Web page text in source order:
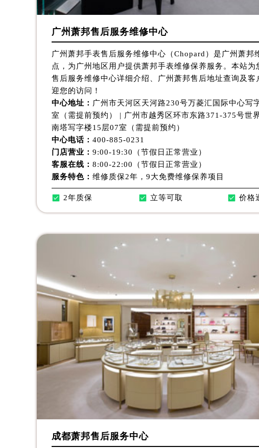
辽宁省鞍山市铁东区站前街萧邦售后服务中心
辽宁省朝阳市双塔区新华路萧邦售后服务中心
辽宁省丹东市振兴区七经街萧邦售后服务中心
辽宁省抚顺市新抚区东一路萧邦售后服务中心
辽宁省阜新市海州区解放大街萧邦售后服务中
辽宁省葫芦岛市连山区中央路萧邦售后服务中
辽宁省锦州市古塔区中央大街萧邦售后服务
辽宁省辽阳市白塔区新运大街萧邦售后服务中
辽宁省盘锦市兴隆台区石油大街萧邦售后服务
辽宁省铁岭市银州区南马路萧邦售后服务中心
辽宁省营口市站前区市府路与渤海大街交叉
辽宁省沈阳市沈河区中街路137号亨得利名
辽宁省沈阳市沈河区中街路83号亨得利名表
北京市朝阳区建国门外大街甲6号华熙国际
河北省保定市竞秀区朝阳北大街北国先天下
内蒙古自治区阿拉善盟市左旗土尔扈特大街
内蒙古自治区巴彦淖尔市临河区新华街萧邦
内蒙古自治区包头市青山区幸福路甲3号王
内蒙古自治区赤峰市红山区哈达街萧邦售后服
内蒙古自治区鄂尔多斯市东胜区伊金霍洛街
内蒙古自治区呼伦贝尔市海拉尔区中央街萧
内蒙古自治区通辽市科尔沁区明仁大街萧邦
内蒙古自治区乌海市海勃湾区人民南路萧邦
内蒙古自治区乌兰察布市集宁区恩和大街萧
内蒙古自治区锡林郭勒盟市锡林浩特市光明
内蒙古自治区兴安盟市乌兰浩特市兴安大街
山西省大同市平城区迎宾街萧邦售后服务中心
山西省晋中市榆次区顺城街萧邦售后服务中心
广州萧邦售后服务维修中心
广州萧邦手表售后服务维修中心（Chopard）是广州萧邦
点，为广州地区用户提供萧邦手表维修保养服务。本站为
售后服务维修中心详细介绍、广州萧邦售后地址查询及客
迎您的访问！
中心地址： 广州市天河区天河路230号万菱汇国际中心写
室（需提前预约） | 广州市越秀区环市东路371-375号世
南塔写字楼15层07室（需提前预约）
中心电话： 400-885-0231
门店营业： 9:00-19:30（节假日正常营业）
客服在线： 8:00-22:00（节假日正常营业）
服务特色： 维修质保2年，9大免费维修保养项目
2年质保 立等可取 价格
成都萧邦售后服务中心